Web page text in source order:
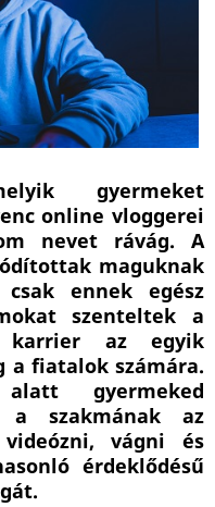
gyermeket
online vloggerei
nevet rávág. A
maguknak
ennek egész
szenteltek a
karrier az egyik
a fiatalok számára.
gyermeked
a szakmának az
vágni és
érdeklődésű